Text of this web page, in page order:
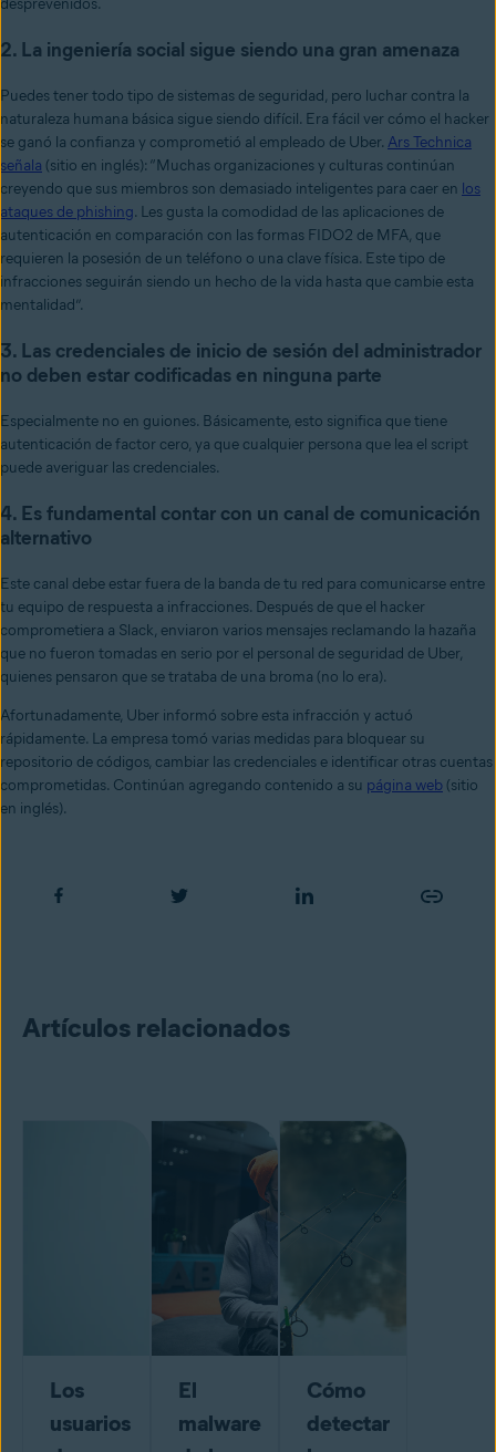
desprevenidos.
2. La ingeniería social sigue siendo una gran amenaza
Puedes tener todo tipo de sistemas de seguridad, pero luchar contra la
naturaleza humana básica sigue siendo difícil. Era fácil ver cómo el hacker
se ganó la confianza y comprometió al empleado de Uber. Ars Technica
señala (sitio en inglés): “Muchas organizaciones y culturas continúan
creyendo que sus miembros son demasiado inteligentes para caer en los
ataques de phishing. Les gusta la comodidad de las aplicaciones de
autenticación en comparación con las formas FIDO2 de MFA, que
requieren la posesión de un teléfono o una clave física. Este tipo de
infracciones seguirán siendo un hecho de la vida hasta que cambie esta
mentalidad”.
3. Las credenciales de inicio de sesión del administrador
no deben estar codificadas en ninguna parte
Especialmente no en guiones. Básicamente, esto significa que tiene
autenticación de factor cero, ya que cualquier persona que lea el script
puede averiguar las credenciales.
4. Es fundamental contar con un canal de comunicación
alternativo
Este canal debe estar fuera de la banda de tu red para comunicarse entre
tu equipo de respuesta a infracciones. Después de que el hacker
comprometiera a Slack, enviaron varios mensajes reclamando la hazaña
que no fueron tomadas en serio por el personal de seguridad de Uber,
quienes pensaron que se trataba de una broma (no lo era).
Afortunadamente, Uber informó sobre esta infracción y actuó
rápidamente. La empresa tomó varias medidas para bloquear su
repositorio de códigos, cambiar las credenciales e identificar otras cuentas
comprometidas. Continúan agregando contenido a su página web (sitio
en inglés).
Artículos relacionados
Los
usuarios
El
malware
Cómo
detectar